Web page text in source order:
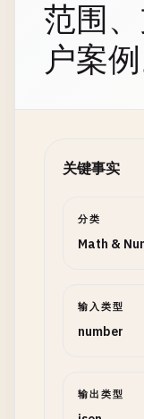
范围
户案例
关键事实
分类
Math &
输入类型
number
输出类型